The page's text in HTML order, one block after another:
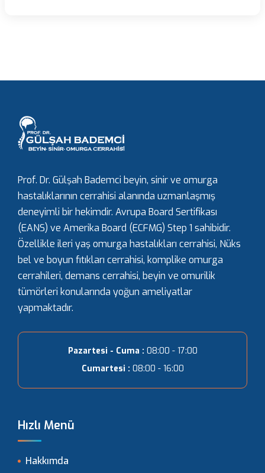
Prof. Dr. Gülşah Bademci beyin, sinir ve omurga
hastalıklarının cerrahisi alanında uzmanlaşmış
deneyimli bir hekimdir. Avrupa Board Sertifikası
(EANS) ve Amerika Board (ECFMG) Step 1 sahibidir.
Özellikle ileri yaş omurga hastalıkları cerrahisi, Nüks
bel ve boyun fıtıkları cerrahisi, komplike omurga
cerrahileri, demans cerrahisi, beyin ve omurilik
tümörleri konularında yoğun ameliyatlar
yapmaktadır.
Pazartesi - Cuma : 08:00 - 17:00
Cumartesi : 08:00 - 16:00
Hızlı Menü
Hakkımda